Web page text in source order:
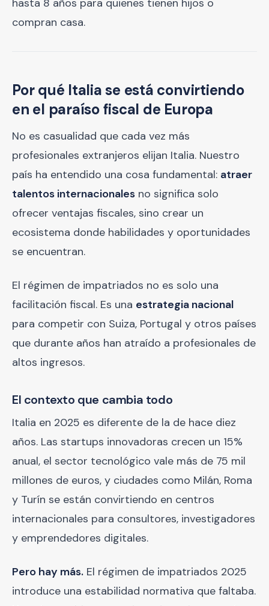
hasta 8 años para quienes tienen hijos o
compran casa.
Por qué Italia se está convirtiendo
en el paraíso fiscal de Europa
No es casualidad que cada vez más
profesionales extranjeros elijan Italia. Nuestro
país ha entendido una cosa fundamental: atraer
talentos internacionales no significa solo
ofrecer ventajas fiscales, sino crear un
ecosistema donde habilidades y oportunidades
se encuentran.
El régimen de impatriados no es solo una
facilitación fiscal. Es una estrategia nacional
para competir con Suiza, Portugal y otros países
que durante años han atraído a profesionales de
altos ingresos.
El contexto que cambia todo
Italia en 2025 es diferente de la de hace diez
años. Las startups innovadoras crecen un 15%
anual, el sector tecnológico vale más de 75 mil
millones de euros, y ciudades como Milán, Roma
y Turín se están convirtiendo en centros
internacionales para consultores, investigadores
y emprendedores digitales.
Pero hay más. El régimen de impatriados 2025
introduce una estabilidad normativa que faltaba.